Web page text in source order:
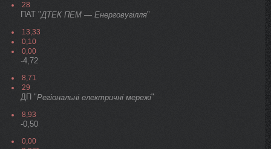
28
ПАТ "ДТЕК ПЕМ — Енерговугілля"
13,33
0,10
0,00
-4,72
8,71
29
ДП "Регіональні електричні мережі"
8,93
-0,50
0,00